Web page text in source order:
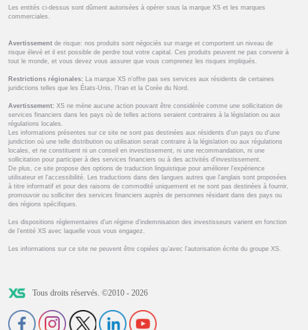
Les entités ci-dessus sont dûment autorisées à opérer sous la marque XS et les marques
commerciales.
Avertissement de risque: nos produits sont négociés sur marge et comportent un niveau de
risque élevé et il est possible de perdre tout votre capital. Ces produits peuvent ne pas convenir à
tout le monde, et vous devez vous assurer que vous comprenez les risques impliqués.
Restrictions régionales: La marque XS n’offre pas ses services aux résidents de certaines
juridictions telles que les États-Unis, l’Iran et la Corée du Nord.
Avertissement: XS ne mène aucune action pouvant être considérée comme une sollicitation de
services financiers dans les pays où de telles actions seraient contraires à la législation ou aux
régulations locales.
Les informations présentes sur ce site ne sont pas destinées aux résidents d'un pays ou d'une
juridiction où une telle distribution ou utilisation serait contraire à la législation ou aux régulations
locales, et ne constituent ni un conseil en investissement, ni une recommandation, ni une
sollicitation pour participer à des services financiers ou à des activités d'investissement.
De plus, ce site propose des options de traduction linguistique pour améliorer l'expérience
utilisateur et l'accessibilité. Les traductions dans des langues autres que l'anglais sont proposées
à titre informatif et pour des raisons de commodité uniquement et ne sont pas destinées à fournir,
promouvoir ou solliciter des services financiers auprès de personnes résidant dans des pays ou
des régions spécifiques.
Les dispositions réglementaires d’un régime d’indemnisation des investisseurs varient en fonction
de l’entité XS avec laquelle vous vous engagez.
Les informations sur ce site ne peuvent être copiées qu’avec l’autorisation écrite du groupe XS.
Tous droits réservés. ©2010 - 2026